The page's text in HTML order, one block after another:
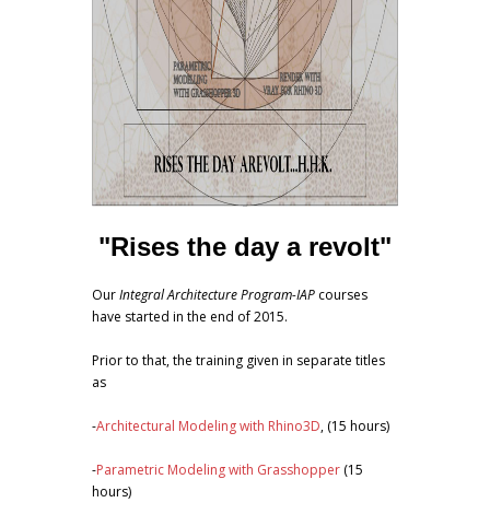
"Rises the day a revolt"
OurIntegral Architecture Program-IAP courses
have started in the end of 2015.
Prior to that, the training given in separate titles
as
-Architectural Modeling with Rhino3D, (15 hours)
-Parametric Modeling with Grasshopper (15
hours)